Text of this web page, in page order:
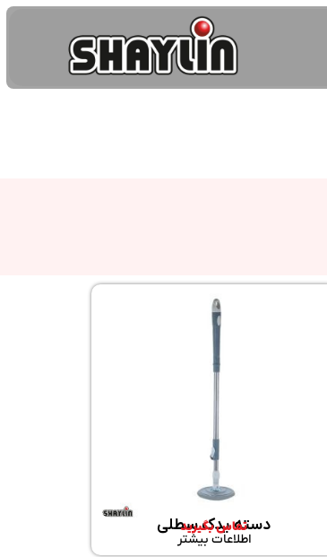
دسته یدک سطلی
تماس بگیرید
اطلاعات بیشتر